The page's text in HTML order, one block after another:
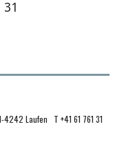
Laufen T +41 61 761 31